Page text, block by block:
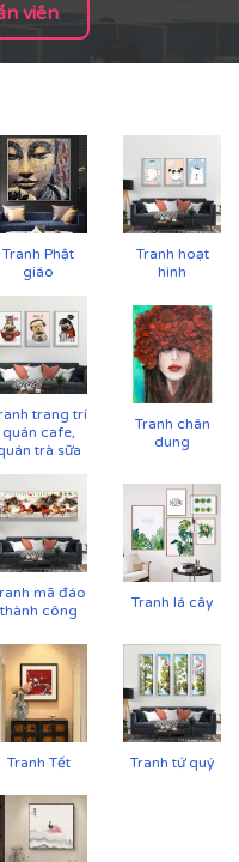
viên
Tranh Phật
giáo
Tranh hoạt
hình
trang trí
quán cafe,
trà sữa
Tranh chân
dung
mã đáo
thành công
Tranh lá cây
Tranh Tết Tranh tứ quý